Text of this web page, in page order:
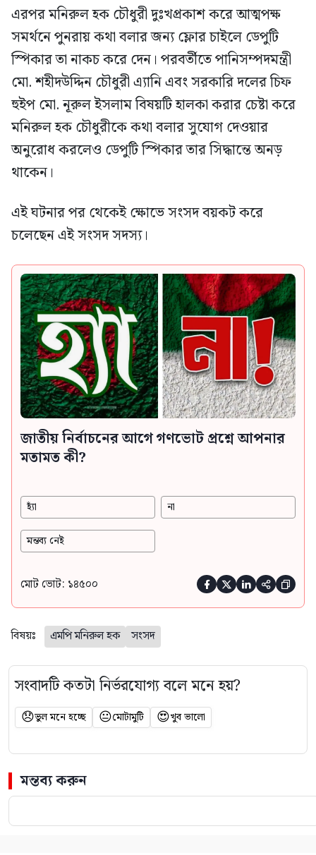
এরপর মনিরুল হক চৌধুরী দুঃখপ্রকাশ করে আত্মপক্ষ
সমর্থনে পুনরায় কথা বলার জন্য ফ্লোর চাইলে ডেপুটি
স্পিকার তা নাকচ করে দেন। পরবর্তীতে পানিসম্পদমন্ত্রী
মো. শহীদউদ্দিন চৌধুরী এ্যানি এবং সরকারি দলের চিফ
হুইপ মো. নূরুল ইসলাম বিষয়টি হালকা করার চেষ্টা করে
মনিরুল হক চৌধুরীকে কথা বলার সুযোগ দেওয়ার
অনুরোধ করলেও ডেপুটি স্পিকার তার সিদ্ধান্তে অনড়
থাকেন।
এই ঘটনার পর থেকেই ক্ষোভে সংসদ বয়কট করে
চলেছেন এই সংসদ সদস্য।
জাতীয় নির্বাচনের আগে গণভোট প্রশ্নে আপনার
মতামত কী?
হ্যাঁ না
মন্তব্য নেই
মোট ভোট: ১৪৫০০     
বিষয়ঃ এমপি মনিরুল হক সংসদ
সংবাদটি কতটা নির্ভরযোগ্য বলে মনে হয়?
😞ভুল মনে হচ্ছে 😐মোটামুটি 😍খুব ভালো
মন্তব্য করুন